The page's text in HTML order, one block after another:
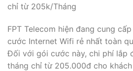
chỉ từ 205k/Tháng
FPT Telecom hiện đang cung
cước Internet Wifi rẻ nhất toàn
Đối với gói cước này, chi phí lắp
tháng chỉ từ 205.000đ cho